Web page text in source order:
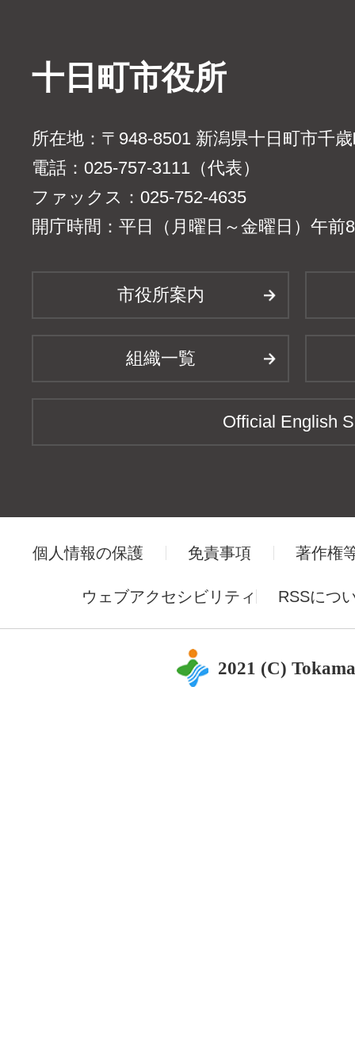
十日町市役所
所在地：〒948-8501 新潟県十日町市千
電話：025-757-3111（代表）
ファックス：025-752-4635
開庁時間：平日（月曜日～金曜日）午前
市役所案内
組織一覧
Official English
個人情報の保護 免責事項 著作権
ウェブアクセシビリティ RSSにつ
2021 (C)